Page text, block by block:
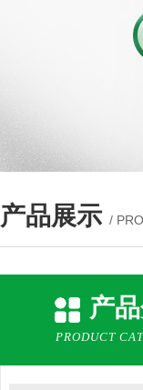
产品展示 /
产
PRODUCT